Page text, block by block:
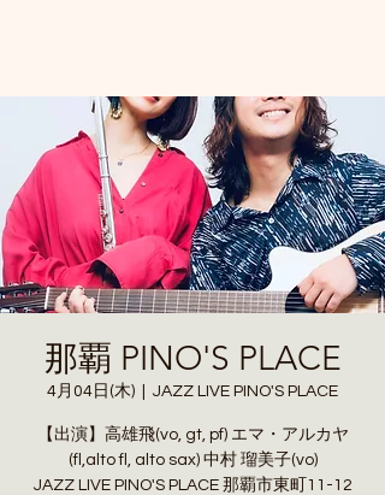
那覇 PINO'S PLACE
4月04日(木) JAZZ LIVE PINO'S PLACE
【出演】高雄飛(vo, gt, pf) エマ・アルカヤ
(fl,alto fl, alto sax) 中村 瑠美子(vo)
JAZZ LIVE PINO'S PLACE 那覇市東町11-12